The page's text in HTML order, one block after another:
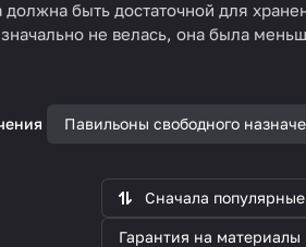
быть достаточной для
не велась, она была
Павильоны свободного
Сначала популярные
Гарантия на материалы